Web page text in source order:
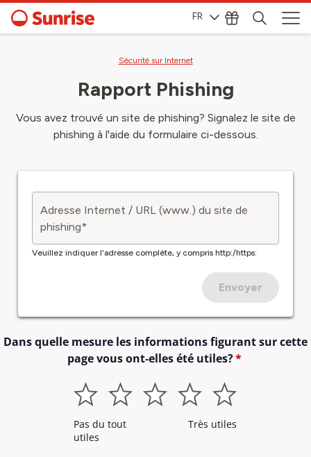
FR
Sécurité sur Internet
Rapport Phishing
Vous avez trouvé un site de phishing? Signalez le site de
phishing à l'aide du formulaire ci-dessous.
Adresse Internet / URL (www.) du site de
phishing*
Veuillez indiquer l'adresse complète, y compris http:/https:
Envoyer